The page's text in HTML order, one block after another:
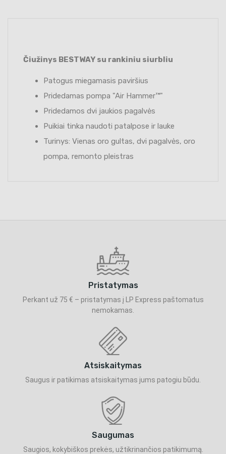
Čiužinys BESTWAY su rankiniu siurbliu
Patogus miegamasis paviršius
Pridedamas pompa "Air Hammer™"
Pridedamos dvi jaukios pagalvės
Puikiai tinka naudoti patalpose ir lauke
Turinys: Vienas oro gultas, dvi pagalvės, oro
pompa, remonto pleistras
Pristatymas
Perkant už 75 € – pristatymas į LP Express paštomatus
nemokamas.
Atsiskaitymas
Saugus ir patikimas atsiskaitymas jums patogiu būdu.
Saugumas
Saugios, kokybiškos prekės, užtikrinančios patikimumą.